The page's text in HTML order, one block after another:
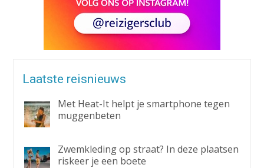
Laatste reisnieuws
Met Heat-It helpt je smartphone tegen
muggenbeten
Zwemkleding op straat? In deze plaatsen
riskeer je een boete